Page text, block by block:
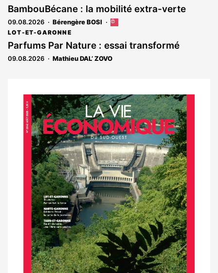
est
réservé
aux
BambouBécane : la mobilité extra-verte
09.08.2026 Bérengère BOSI
Cet
réservé
aux
LOT-ET-GARONNE
Parfums Par Nature : essai transformé
09.08.2026 Mathieu DAL’ ZOVO
Notre
dernier
magazine